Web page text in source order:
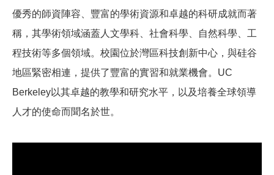
優秀的師資陣容、豐富的學術資源和卓越的科研成就而著
稱，其學術領域涵蓋人文學科、社會科學、自然科學、工
程技術等多個領域。校園位於灣區科技創新中心，與硅谷
地區緊密相連，提供了豐富的實習和就業機會。UC
Berkeley以其卓越的教學和研究水平，以及培養全球領導
人才的使命而聞名於世。